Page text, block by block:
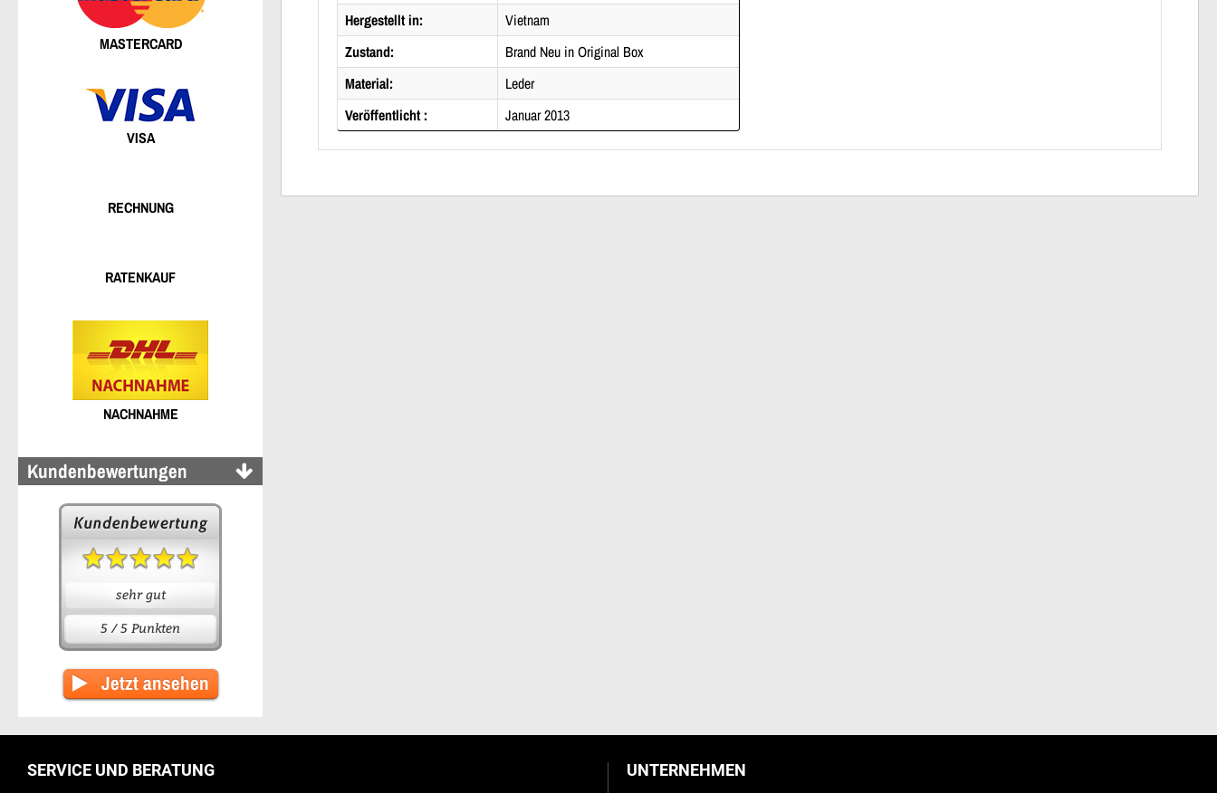
MASTERCARD
VISA
RECHNUNG
RATENKAUF
NACHNAHME
Kundenbewertungen
sehr gut
5 / 5 Punkten
Jetzt ansehen
Hergestellt in:
Vietnam
Zustand:
Brand Neu in Original Box
Material:
Leder
Veröffentlicht :
Januar 2013
SERVICE UND BERATUNG UNTERNEHMEN